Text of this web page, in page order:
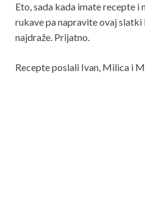
Eto, sada kada imate recepte i
rukave pa napravite ovaj slatki
najdraže. Prijatno.
Recepte poslali Ivan, Milica i